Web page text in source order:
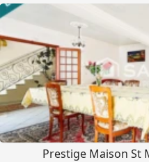
Prestige Maison St